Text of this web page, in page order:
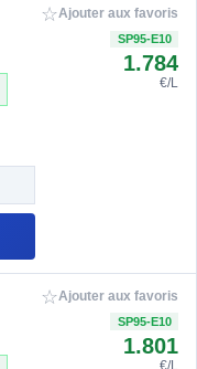
☆Ajouter aux favoris
SP95-E10
1.784
€/L
☆Ajouter aux favoris
SP95-E10
1.801
€/L